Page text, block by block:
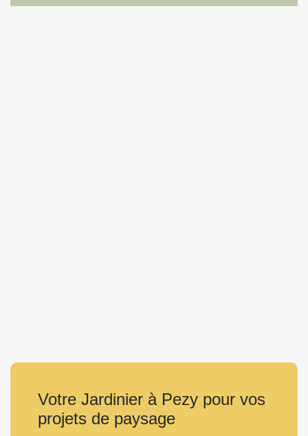
Votre Jardinier à Pezy pour vos
projets de paysage